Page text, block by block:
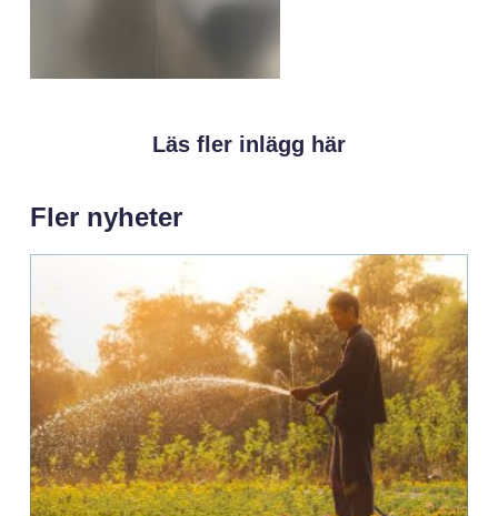
Läs fler inlägg här
Fler nyheter